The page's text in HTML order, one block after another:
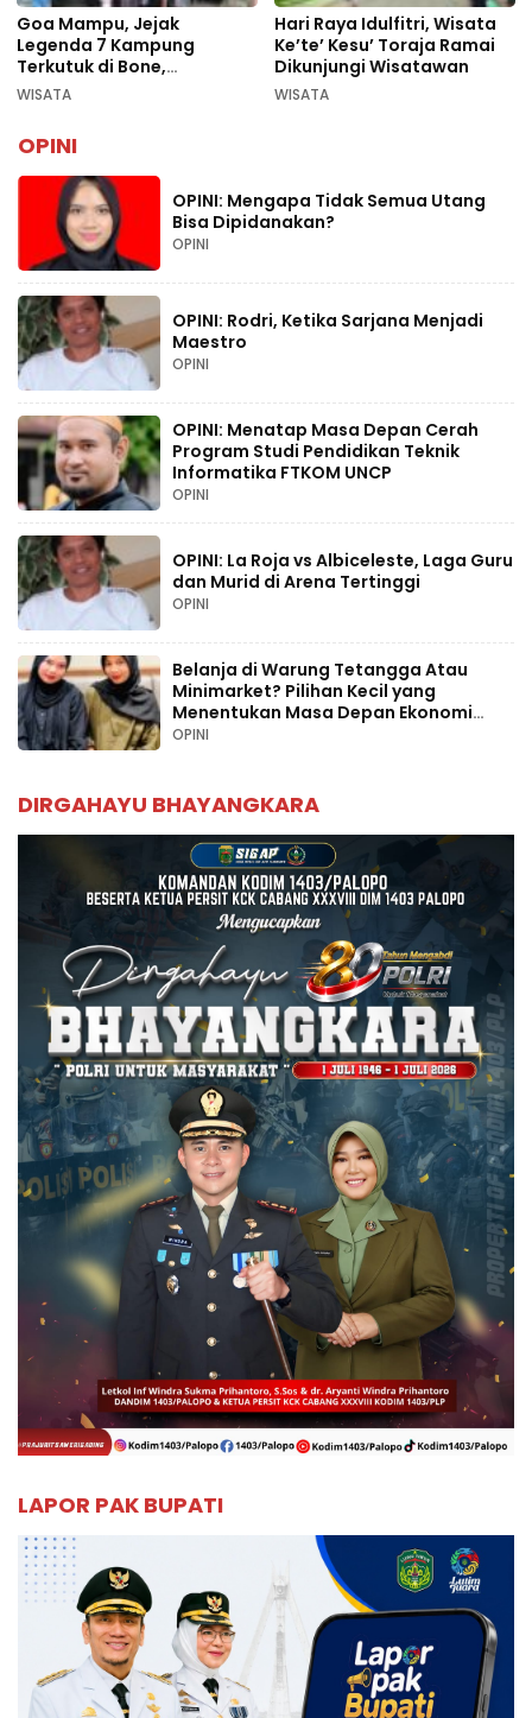
Goa Mampu, Jejak
Legenda 7 Kampung
Terkutuk di Bone,
Rekomendasi Liburan
WISATA
Hari Raya Idulfitri, Wisata
Ke’te’ Kesu’ Toraja Ramai
Dikunjungi Wisatawan
WISATA
OPINI
OPINI: Mengapa Tidak Semua Utang
Bisa Dipidanakan?
OPINI
OPINI: Rodri, Ketika Sarjana Menjadi
Maestro
OPINI
OPINI: Menatap Masa Depan Cerah
Program Studi Pendidikan Teknik
Informatika FTKOM UNCP
OPINI
OPINI: La Roja vs Albiceleste, Laga Guru
dan Murid di Arena Tertinggi
OPINI
Belanja di Warung Tetangga Atau
Minimarket? Pilihan Kecil yang
Menentukan Masa Depan Ekonomi
Palopo
OPINI
DIRGAHAYU BHAYANGKARA
LAPOR PAK BUPATI